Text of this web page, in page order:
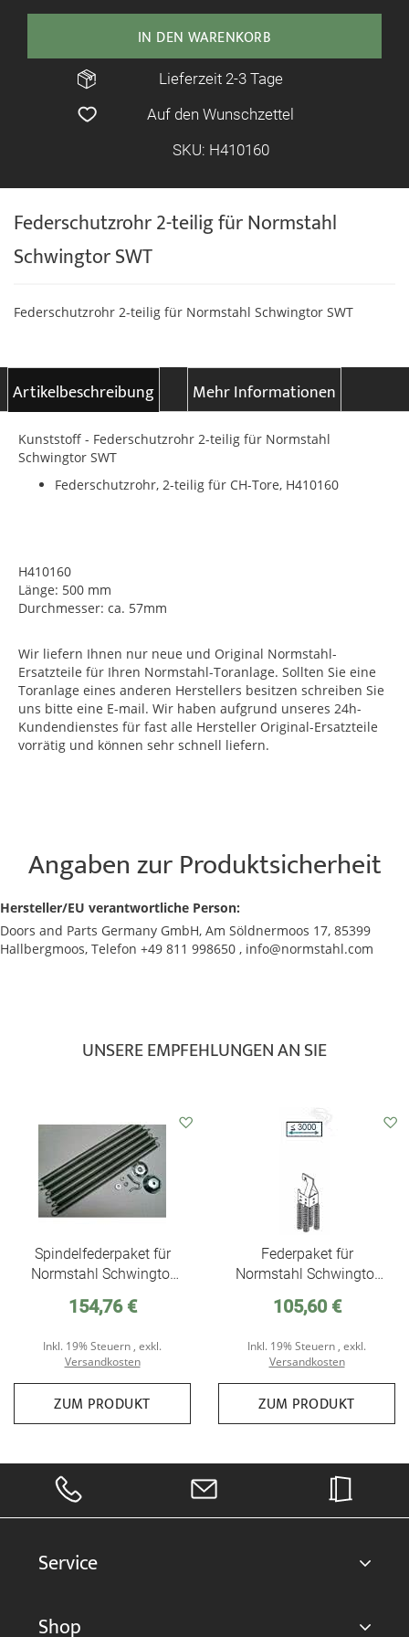
Federschutzrohr 2-teilig für Normstahl
Schwingtor SWT
IN DEN WARENKORB
Lieferzeit 2-3 Tage
Auf den Wunschzettel
SKU: H410160
Federschutzrohr 2-teilig für Normstahl Schwingtor SWT
Artikelbeschreibung Mehr Informationen
Kunststoff - Federschutzrohr 2-teilig für Normstahl
Schwingtor SWT
Federschutzrohr, 2-teilig für CH-Tore, H410160
H410160
Länge: 500 mm
Durchmesser: ca. 57mm
Wir liefern Ihnen nur neue und Original Normstahl-
Ersatzteile für Ihren Normstahl-Toranlage. Sollten Sie eine
Toranlage eines anderen Herstellers besitzen schreiben Sie
uns bitte eine E-mail. Wir haben aufgrund unseres 24h-
Kundendienstes für fast alle Hersteller Original-Ersatzteile
vorrätig und können sehr schnell liefern.
Angaben zur Produktsicherheit
Hersteller/EU verantwortliche Person:
Doors and Parts Germany GmbH, Am Söldnermoos 17, 85399
Hallbergmoos, Telefon +49 811 998650 , info@normstahl.com
UNSERE EMPFEHLUNGEN AN SIE
Spindelfederpaket für
Normstahl Schwingtor
154,76 €
Inkl. 19% Steuern , exkl.
Versandkosten
ZUM PRODUKT
Federpaket für
Normstahl Schwingtor
sind nur die Federn
105,60 €
Inkl. 19% Steuern , exkl.
Versandkosten
ZUM PRODUKT
Service
Shop